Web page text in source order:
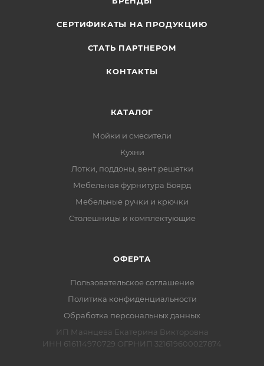
СЕРТИФИКАТЫ НА ПРОДУКЦИЮ
СТАТЬ ПАРТНЕРОМ
КОНТАКТЫ
КАТАЛОГ
Мойки и смесители
Кухни
Лотки, поддоны, вент решетки
Мебельная фурнитура Боярд
Мебельные ручки и крючки
Столешницы и комплектующие
ОФЕРТА
Пользовательское соглашение
Политика конфиденциальности
Обработка персональных данных
ИП Маянцева Екатерина Викторовна
ИНН 616114970729 ОГРНИП 321619600027874